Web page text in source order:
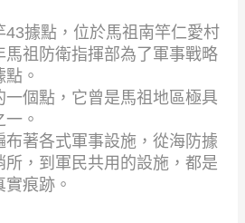
43據點，位於馬祖南竿仁愛村
馬祖防衛指揮部為了軍事戰略
。
個點，它曾是馬祖地區極具
。
布著各式軍事設施，從海防據
所，到軍民共用的設施，都是
痕跡。